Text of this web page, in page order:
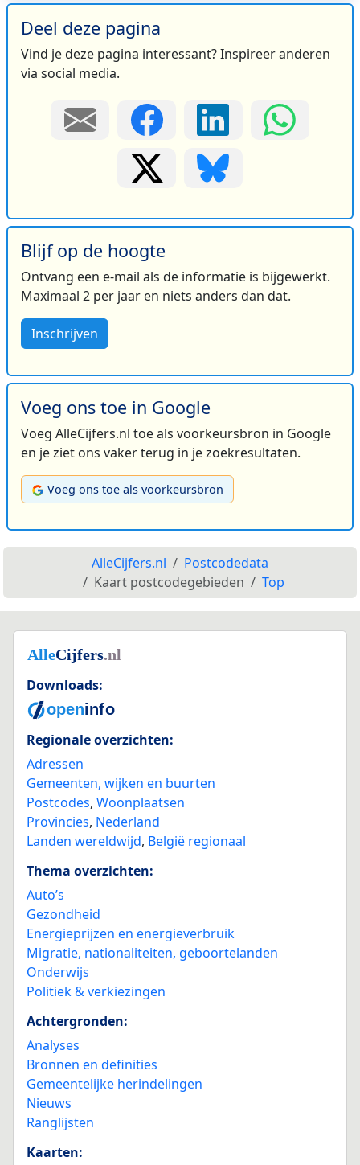
Deel deze pagina
Vind je deze pagina interessant? Inspireer anderen
via social media.
Blijf op de hoogte
Ontvang een e-mail als de informatie is bijgewerkt.
Maximaal 2 per jaar en niets anders dan dat.
Inschrijven
Voeg ons toe in Google
Voeg AlleCijfers.nl toe als voorkeursbron in Google
en je ziet ons vaker terug in je zoekresultaten.
Voeg ons toe als voorkeursbron
AlleCijfers.nl
Postcodedata
Kaart postcodegebieden
Top
Downloads:
Regionale overzichten:
Adressen
Gemeenten, wijken en buurten
Postcodes, Woonplaatsen
Provincies, Nederland
Landen wereldwijd, België regionaal
Thema overzichten:
Auto’s
Gezondheid
Energieprijzen en energieverbruik
Migratie, nationaliteiten, geboortelanden
Onderwijs
Politiek & verkiezingen
Achtergronden:
Analyses
Bronnen en definities
Gemeentelijke herindelingen
Nieuws
Ranglijsten
Kaarten: